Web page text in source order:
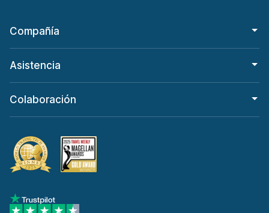
Compañía
Asistencia
Colaboración